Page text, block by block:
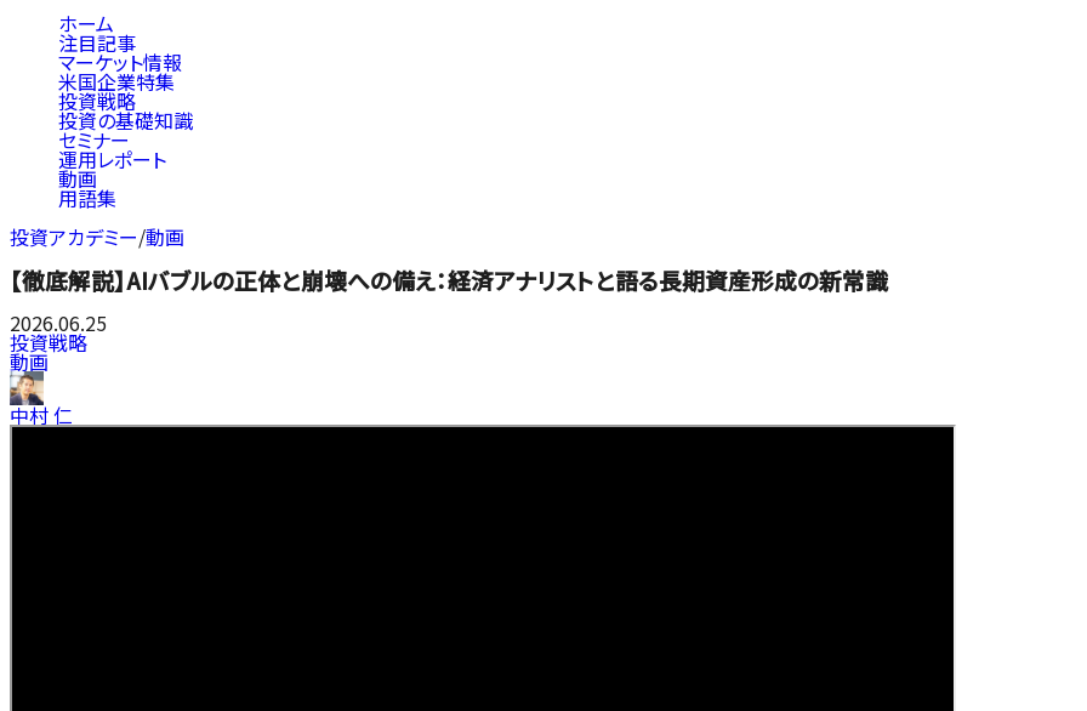
ホーム
注目記事
マーケット情報
米国企業特集
投資戦略
投資の基礎知識
セミナー
運用レポート
動画
用語集
投資アカデミー/動画
【徹底解説】AIバブルの正体と崩壊への備え：経済アナリストと語る長期資産形成の新常識
2026.06.25
投資戦略
動画
中村 仁